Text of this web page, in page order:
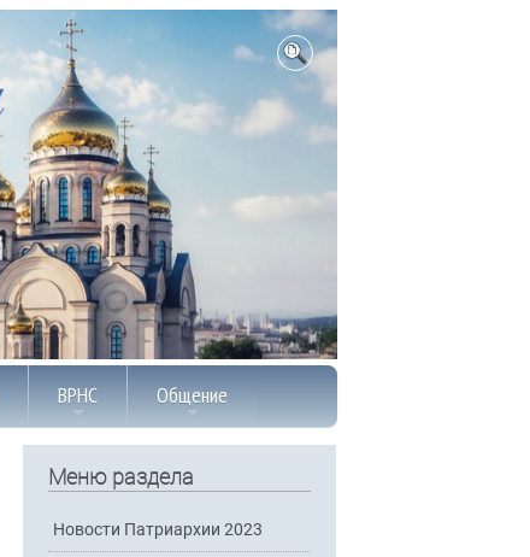
ВРНС Общение
Меню раздела
Новости Патриархии 2023